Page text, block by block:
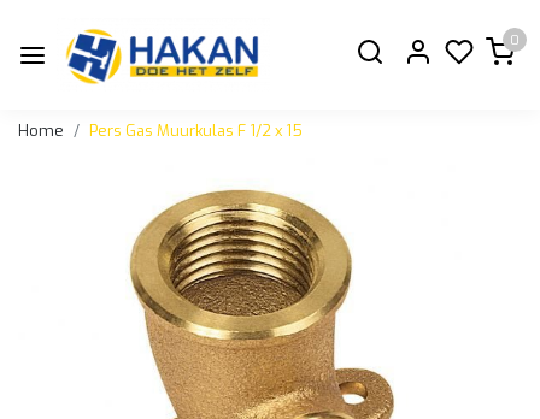
0
Home Pers Gas Muurkulas F 1/2 x 15